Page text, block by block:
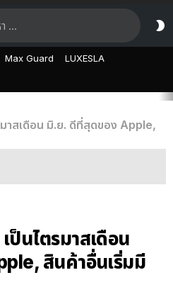
Max Guard LUXESLA
าสเดือน มิ.ย. ดีที่สุดของ Apple,
ป็นไตรมาสเดือน
สินค้าอื่นเริ่มมี